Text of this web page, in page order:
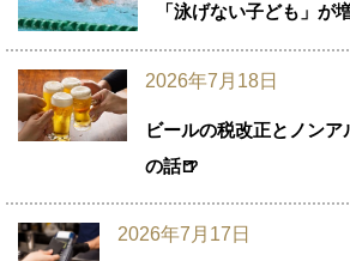
「泳げない子ども」が
2026年7月18日
ビールの税改正とノン
の話🍺
2026年7月17日